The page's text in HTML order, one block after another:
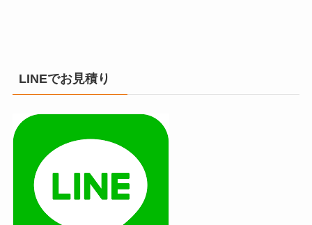
LINEでお見積り